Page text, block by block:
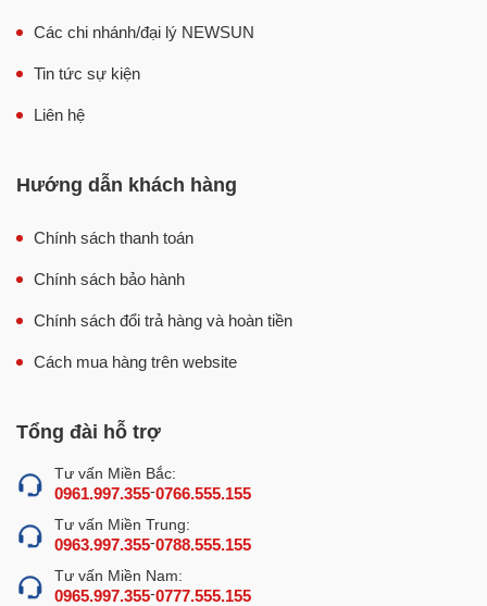
kiện điện tử,…
Ứng dụng trong các cơ sở sản xuất đóng gói đồ khô
Ưu điểm nổi bật của máy hàn miệng túi
Máy hàn miệng túi liên tục Kunba SMT-150LD là dòng
sản phẩm cao cấp của thương hiệu Kunba nổi tiếng, đã
được kiểm tra và cấp chứng chỉ CE Châu Âu về chất
lượng. Máy có cấu tạo khá đơn giản, trong đó từng bộ
phận, chi tiết đều được tối ưu để mang đến hiệu quả sử
dụng cao nhất cho người dùng.
Các chi nhánh/đại lý NEWSUN
Tin tức sự kiện
Liên hệ
Hướng dẫn khách hàng
Chính sách thanh toán
Chính sách bảo hành
Chính sách đổi trả hàng và hoàn tiền
Cách mua hàng trên website
Tổng đài hỗ trợ
Tư vấn Miền Bắc:
0961.997.355-0766.555.155
Tư vấn Miền Trung:
0963.997.355-0788.555.155
Tư vấn Miền Nam:
0965.997.355-0777.555.155